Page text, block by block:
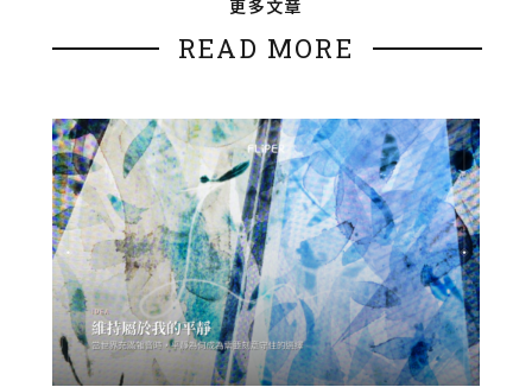
更多文章
READ MORE